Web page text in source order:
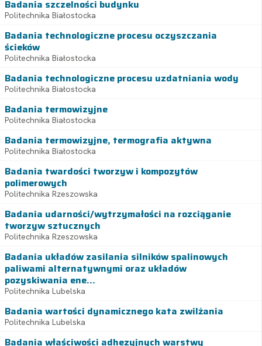
Badania szczelności budynku
Politechnika Białostocka
Badania technologiczne procesu oczyszczania
ścieków
Politechnika Białostocka
Badania technologiczne procesu uzdatniania wody
Politechnika Białostocka
Badania termowizyjne
Politechnika Białostocka
Badania termowizyjne, termografia aktywna
Politechnika Białostocka
Badania twardości tworzyw i kompozytów
polimerowych
Politechnika Rzeszowska
Badania udarności/wytrzymałości na rozciąganie
tworzyw sztucznych
Politechnika Rzeszowska
Badania układów zasilania silników spalinowych
paliwami alternatywnymi oraz układów
pozyskiwania ene...
Politechnika Lubelska
Badania wartości dynamicznego kata zwilżania
Politechnika Lubelska
Badania właściwości adhezyjnych warstwy